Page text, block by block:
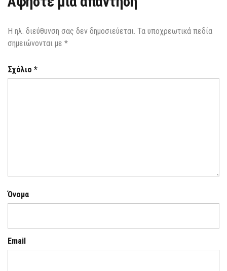
Η ηλ. διεύθυνση σας δεν δημοσιεύεται. Τα υποχρεωτικά πεδία
σημειώνονται με *
Σχόλιο *
Όνομα
Email